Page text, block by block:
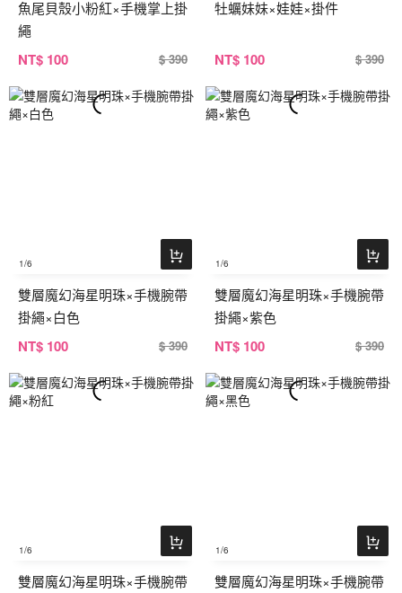
魚尾貝殼小粉紅×手機掌上掛
繩
NT$ 100 $ 390
牡蠣妹妹×娃娃×掛件
NT$ 100 $ 390
1/6
雙層魔幻海星明珠×手機腕帶
掛繩×白色
NT$ 100 $ 390
1/6
雙層魔幻海星明珠×手機腕帶
掛繩×紫色
NT$ 100 $ 390
1/6
雙層魔幻海星明珠×手機腕帶
1/6
雙層魔幻海星明珠×手機腕帶